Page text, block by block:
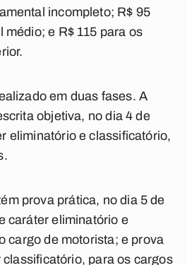
incompleto; R$ 95
médio; e R$ 115 para os
em duas fases. A
objetiva, no dia 4 de
eliminatório e classificatório,
prova prática, no dia 5 de
caráter eliminatório e
cargo de motorista; e prova
para os cargos